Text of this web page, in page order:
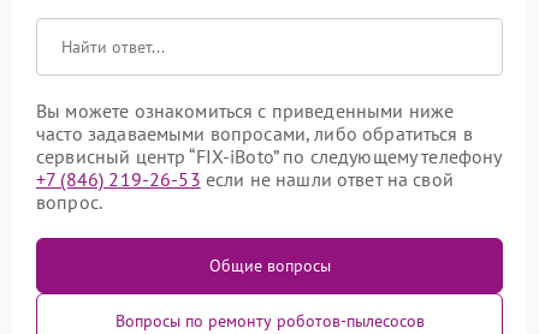
Вы можете ознакомиться с приведенными ниже
часто задаваемыми вопросами, либо обратиться в
сервисный центр “FIX-iBoto” по следующему телефону
+7 (846) 219-26-53 если не нашли ответ на свой
вопрос.
Общие вопросы
Вопросы по ремонту роботов-пылесосов